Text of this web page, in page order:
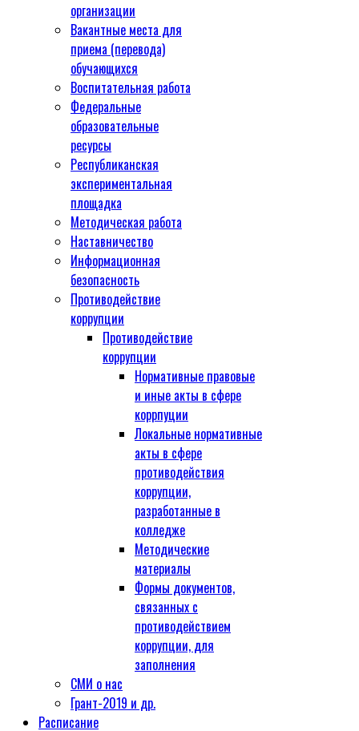
организации
Вакантные места для
приема (перевода)
обучающихся
Воспитательная работа
Федеральные
образовательные
ресурсы
Республиканская
экспериментальная
площадка
Методическая работа
Наставничество
Информационная
безопасность
Противодействие
коррупции
Противодействие
коррупции
Нормативные правовые
и иные акты в сфере
коррпуции
Локальные нормативные
акты в сфере
противодействия
коррупции,
разработанные в
колледже
Методические
материалы
Формы документов,
связанных с
противодействием
коррупции, для
заполнения
СМИ о нас
Грант-2019 и др.
Расписание